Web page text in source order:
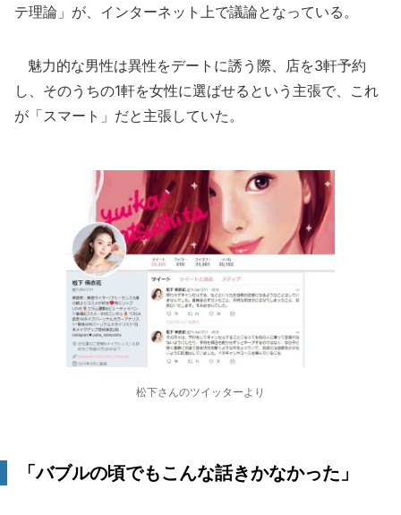
テ理論」が、インターネット上で議論となっている。
魅力的な男性は異性をデートに誘う際、店を3軒予約
し、そのうちの1軒を女性に選ばせるという主張で、これ
が「スマート」だと主張していた。
松下さんのツイッターより
「バブルの頃でもこんな話きかなかった」